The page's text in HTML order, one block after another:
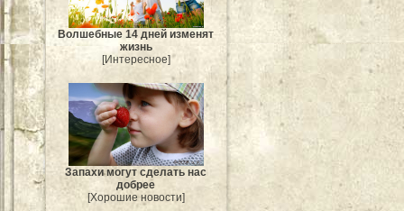
Волшебные 14 дней изменят
жизнь
[Интересное]
Запахи могут сделать нас
добрее
[Хорошие новости]